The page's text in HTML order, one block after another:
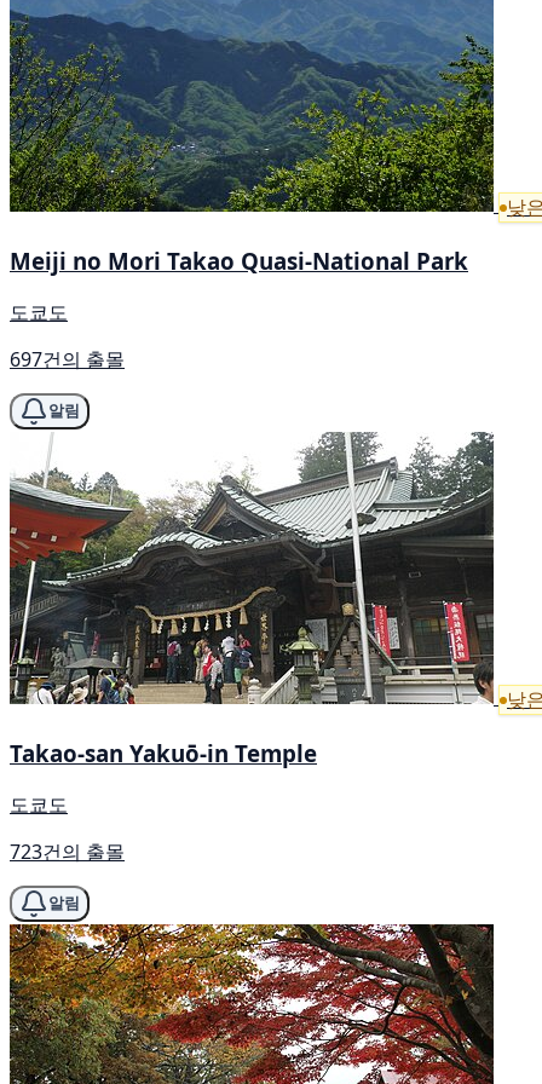
낮
Meiji no Mori Takao Quasi-National Park
도쿄도
697건의 출몰
알림
낮
Takao-san Yakuō-in Temple
도쿄도
723건의 출몰
알림